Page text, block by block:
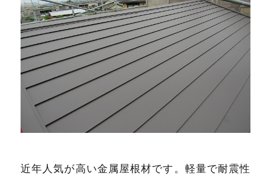
近年人気が高い金属屋根材です。軽量で耐震性